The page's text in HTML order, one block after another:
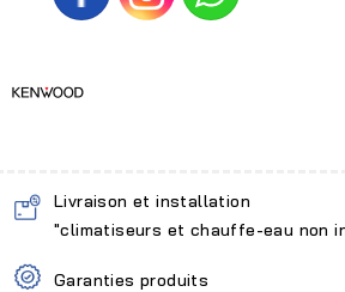
Livraison et installation
"climatiseurs et chauffe-eau non
Garanties produits